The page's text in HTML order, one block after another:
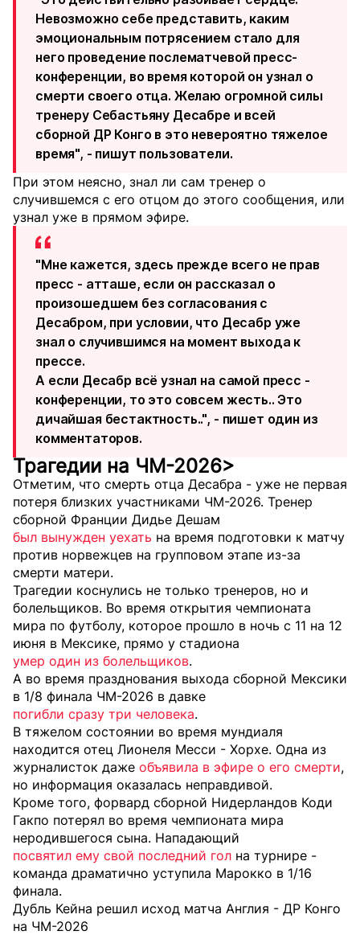
Невозможно себе представить, каким
эмоциональным потрясением стало для
него проведение послематчевой пресс-
конференции, во время которой он узнал о
смерти своего отца. Желаю огромной силы
тренеру Себастьяну Десабре и всей
сборной ДР Конго в это невероятно тяжелое
время", - пишут пользователи.
При этом неясно, знал ли сам тренер о
случившемся с его отцом до этого сообщения, или
узнал уже в прямом эфире.
"Мне кажется, здесь прежде всего не прав
пресс - атташе, если он рассказал о
произошедшем без согласования с
Десабром, при условии, что Десабр уже
знал о случившимся на момент выхода к
прессе.
А если Десабр всё узнал на самой пресс -
конференции, то это совсем жесть.. Это
дичайшая бестактность..", - пишет один из
комментаторов.
Трагедии на ЧМ-2026>
Отметим, что смерть отца Десабра - уже не первая
потеря близких участниками ЧМ-2026. Тренер
сборной Франции Дидье Дешам
был вынужден уехать на время подготовки к матчу
против норвежцев на групповом этапе из-за
смерти матери.
Трагедии коснулись не только тренеров, но и
болельщиков. Во время открытия чемпионата
мира по футболу, которое прошло в ночь с 11 на 12
июня в Мексике, прямо у стадиона
умер один из болельщиков.
А во время празднования выхода сборной Мексики
в 1/8 финала ЧМ-2026 в давке
погибли сразу три человека.
В тяжелом состоянии во время мундиаля
находится отец Лионеля Месси - Хорхе. Одна из
журналисток даже объявила в эфире о его смерти,
но информация оказалась неправдивой.
Кроме того, форвард сборной Нидерландов Коди
Гакпо потерял во время чемпионата мира
неродившегося сына. Нападающий
посвятил ему свой последний гол на турнире -
команда драматично уступила Марокко в 1/16
финала.
Дубль Кейна решил исход матча Англия - ДР Конго
на ЧМ-2026